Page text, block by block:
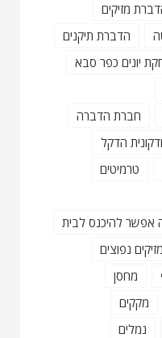
מזיקים
הדברת תיקנים
יונים כפר סבא
חברת הדברה
הדקל
טרמיטים
אפשר להיכנס לבית
מזיקים נפוצים
מחסן
מקקים
נמלים